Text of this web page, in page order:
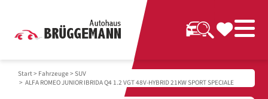
Start> Fahrzeuge > SUV
> ALFA ROMEO JUNIOR IBRIDA Q4 1.2 VGT 48V-HYBRID 21KW SPORT SPECIALE